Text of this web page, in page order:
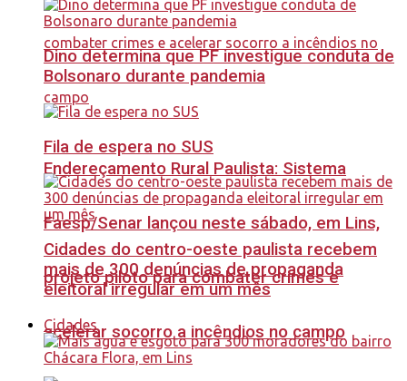
Endereçamento Rural Paulista: Sistema
Faesp/Senar lançou neste sábado, em Lins,
projeto piloto para combater crimes e
acelerar socorro a incêndios no campo
Dino determina que PF investigue conduta de
Bolsonaro durante pandemia
Fila de espera no SUS
Cidades do centro-oeste paulista recebem
mais de 300 denúncias de propaganda
eleitoral irregular em um mês
Cidades